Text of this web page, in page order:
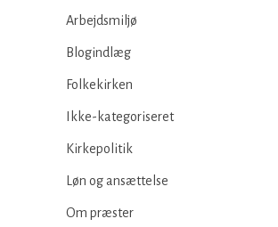
Arbejdsmiljø
Blogindlæg
Folkekirken
Ikke-kategoriseret
Kirkepolitik
Løn og ansættelse
Om præster